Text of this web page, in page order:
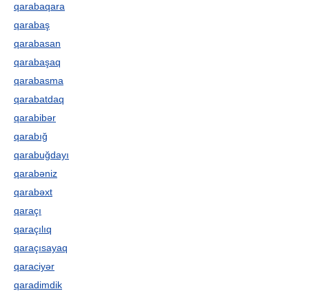
qarabaqara
qarabaş
qarabasan
qarabaşaq
qarabasma
qarabatdaq
qarabibər
qarabığ
qarabuğdayı
qarabəniz
qarabəxt
qaraçı
qaraçılıq
qaraçısayaq
qaraciyər
qaradimdik